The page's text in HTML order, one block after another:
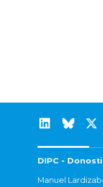
DIPC -
Manuel